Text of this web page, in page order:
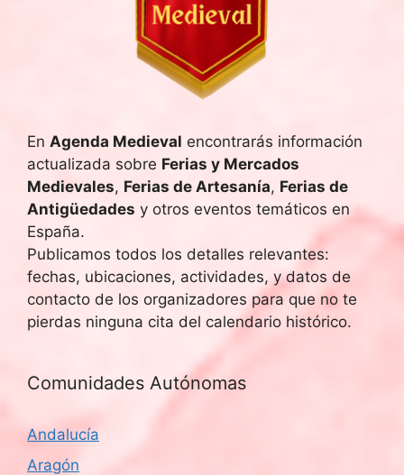
En Agenda Medieval encontrarás información
actualizada sobre Ferias y Mercados
Medievales, Ferias de Artesanía, Ferias de
Antigüedades y otros eventos temáticos en
España.
Publicamos todos los detalles relevantes:
fechas, ubicaciones, actividades, y datos de
contacto de los organizadores para que no te
pierdas ninguna cita del calendario histórico.
Comunidades Autónomas
Andalucía
Aragón